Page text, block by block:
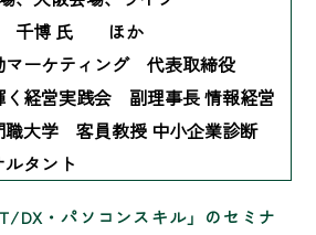
千博 氏 ほか
マーケティング 代表取締役
く経営実践会 副理事長 情報経営
職大学 客員教授 中小企業診断
タント
IT/DX・パソコンスキル」のセミナ